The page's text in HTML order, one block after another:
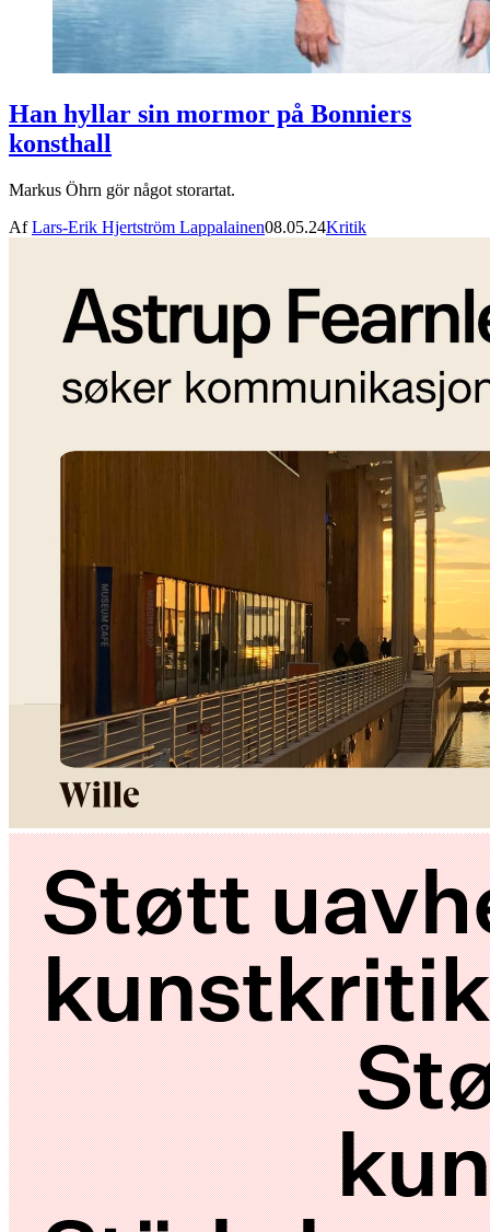
Han hyllar sin mormor på Bonniers
konsthall
Markus Öhrn gör något storartat.
AfLars-Erik Hjertström Lappalainen08.05.24Kritik